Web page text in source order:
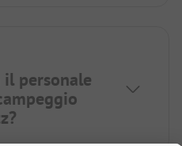
personale